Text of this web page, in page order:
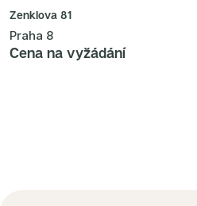
Zenklova 81
Praha 8
Cena na vyžádání